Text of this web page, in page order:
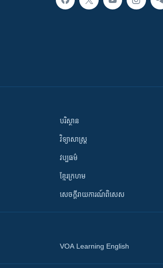
បរិស្ថាន
វិទ្យាសាស្រ្ត
វប្បធម៌
ខ្មែរក្រហម
សេចក្តីរាយការណ៍ពិសេស
VOA Learning English